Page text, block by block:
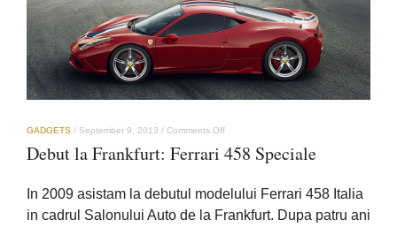
GADGETS / September 9, 2013 / Comments Offon
la
458
Speciale
Debut la Frankfurt: Ferrari 458 Speciale
In 2009 asistam la debutul modelului Ferrari 458 Italia
in cadrul Salonului Auto de la Frankfurt. Dupa patru ani